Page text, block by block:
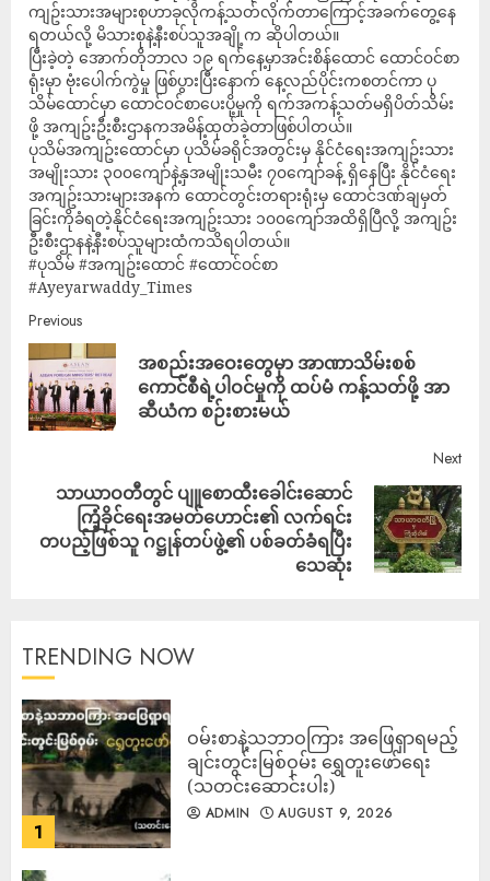
ကျဥ်းသားအများစုဟာခုလိုကန့်သတ်လိုက်တာကြောင့်အခက်တွေ့နေ
ရတယ်လို့ မိသားစုနဲ့နီးစပ်သူအချို့က ဆိုပါတယ်။
ပြီးခဲ့တဲ့ အောက်တိုဘာလ ၁၉ ရက်နေ့မှာအင်းစိန်ထောင် ထောင်၀င်စာ
ရုံးမှာ ဗုံးပေါက်ကွဲမှု ဖြစ်ပွားပြီးနောက် နေ့လည်ပိုင်းကစတင်ကာ ပု
သိမ်ထောင်မှာ ထောင်၀င်စာပေးပို့မှုကို ရက်အကန့်သတ်မရှိပိတ်သိမ်း
ဖို့ အကျဥ်းဦးစီးဌာနကအမိန့်ထုတ်ခဲ့တာဖြစ်ပါတယ်။
ပုသိမ်အကျဥ်းထောင်မှာ ပုသိမ်ခရိုင်အတွင်းမှ နိုင်ငံရေးအကျဥ်းသား
အမျိုးသား ၃၀၀ကျော်နဲ့နှအမျိုးသမီး ၇၀ကျော်ခန့် ရှိနေပြီး နိုင်ငံရေး
အကျဥ်းသားများအနက် ထောင်တွင်းတရားရုံးမှ ထောင်ဒဏ်ချမှတ်
ခြင်းကိုခံရတဲ့နိုင်ငံရေးအကျဥ်းသား ၁၀၀ကျော်အထိရှိပြီလို့ အကျဥ်း
ဦးစီးဌာနနဲ့နီးစပ်သူများထံကသိရပါတယ်။
#ပုသိမ် #အကျဥ်းထောင် #ထောင်ဝင်စာ
#Ayeyarwaddy_Times
Previous
အစည်းအဝေးတွေမှာ အာဏာသိမ်းစစ်
ကောင်စီရဲ့ပါဝင်မှုကို ထပ်မံ ကန့်သတ်ဖို့ အာ
ဆီယံက စဉ်းစားမယ်
Next
သာယာဝတီတွင် ပျူစောထီးခေါင်းဆောင်
ကြံ့ခိုင်ရေးအမတ်ဟောင်း၏ လက်ရင်း
တပည့်ဖြစ်သူ ဂဋ္ဌုန်တပ်ဖွဲ့၏ ပစ်ခတ်ခံရပြီး
သေဆုံး
TRENDING NOW
1
ဝမ်းစာနဲ့သဘာဝကြား အဖြေရှာရမည့်
ချင်းတွင်းမြစ်ဝှမ်း ရွှေတူးဖော်ရေး
(သတင်းဆောင်းပါး)
ADMIN AUGUST 9, 2026